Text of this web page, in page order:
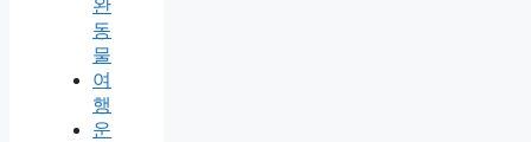
완
동
물
여
행
운